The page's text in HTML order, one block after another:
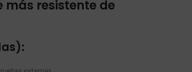
más resistente de
externas